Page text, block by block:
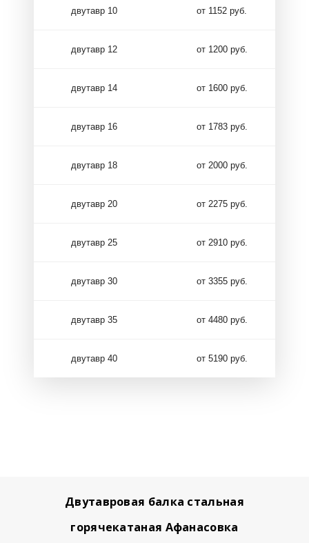
двутавр 10 от 1152 руб.
двутавр 12 от 1200 руб.
двутавр 14 от 1600 руб.
двутавр 16 от 1783 руб.
двутавр 18 от 2000 руб.
двутавр 20 от 2275 руб.
двутавр 25 от 2910 руб.
двутавр 30 от 3355 руб.
двутавр 35 от 4480 руб.
двутавр 40 от 5190 руб.
Двутавровая балка стальная
горячекатаная Афанасовка